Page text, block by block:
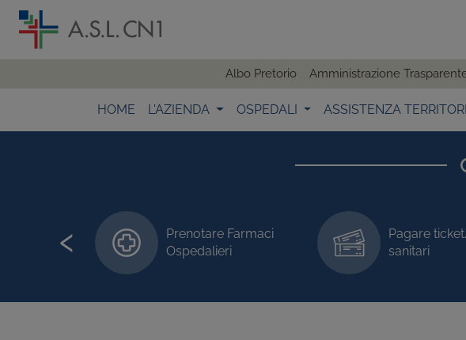
Albo Pretorio Amministrazione
HOME L'AZIENDA OSPEDALI ASSISTENZA
esami
Prenotare Farmaci
Ospedalieri
Pagare
sanitari
‹